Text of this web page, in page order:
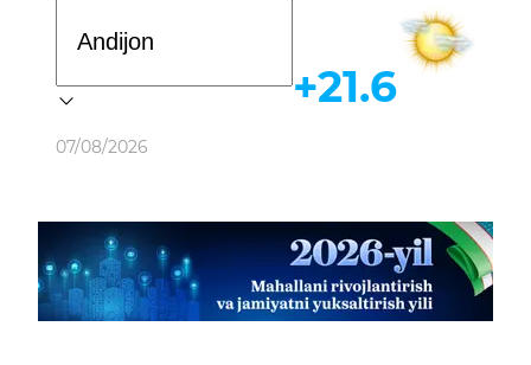
Ob-havo
07/08/2026
+21.6